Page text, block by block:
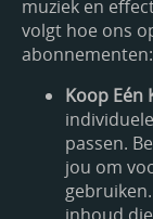
muziek en
volgt hoe ons
abonnementen:
Koop Eén
passen.
jou om